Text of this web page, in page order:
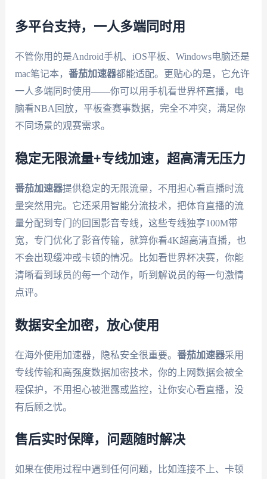
多平台支持，一人多端同时用
不管你用的是Android手机、iOS平板、Windows电脑还是
mac笔记本， 番茄加速器都能适配。更贴心的是，它允许
一人多端同时使用——你可以用手机看世界杯直播，电
脑看NBA回放，平板查赛事数据，完全不冲突，满足你
不同场景的观赛需求。
稳定无限流量+专线加速，超高清无压力
番茄加速器提供稳定的无限流量，不用担心看直播时流
量突然用完。它还采用智能分流技术，把体育直播的流
量分配到专门的回国影音专线，这些专线独享100M带
宽，专门优化了影音传输，就算你看4K超高清直播，也
不会出现缓冲或卡顿的情况。比如看世界杯决赛，你能
清晰看到球员的每一个动作，听到解说员的每一句激情
点评。
数据安全加密，放心使用
在海外使用加速器，隐私安全很重要。 番茄加速器采用
专线传输和高强度数据加密技术，你的上网数据会被全
程保护，不用担心被泄露或监控，让你安心看直播，没
有后顾之忧。
售后实时保障，问题随时解决
如果在使用过程中遇到任何问题，比如连接不上、卡顿